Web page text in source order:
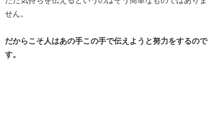
せん。
だからこそ人はあの手この手で伝えようと努力をするので
す。